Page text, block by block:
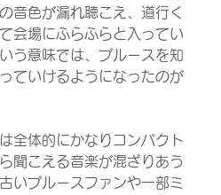
音色が漏れ聴こえ、道行く
会場にふらふらと入ってい
う意味では、ブルースを知
ていけるようになったのが
全体的にかなりコンパクト
聞こえる音楽が混ざりあう
いブルースファンや一部ミ